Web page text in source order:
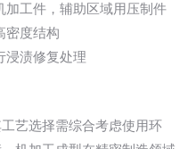
工件，辅助区域用压制件
密度结构
浸渍修复处理
艺选择需综合考虑使用环